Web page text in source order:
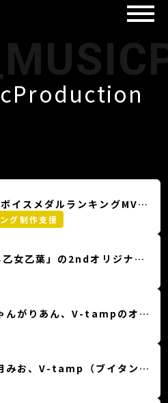
イスメダルランキングMVP
グ制作支援
女乙葉」の2ndオリジナル
念デジタルグッズを販売
がりあん、V-tampのオリ
プロジェクトを通じ、オリジ
ス
お、V-tamp（ブイタン
と、オリジナルソロ曲をリリ